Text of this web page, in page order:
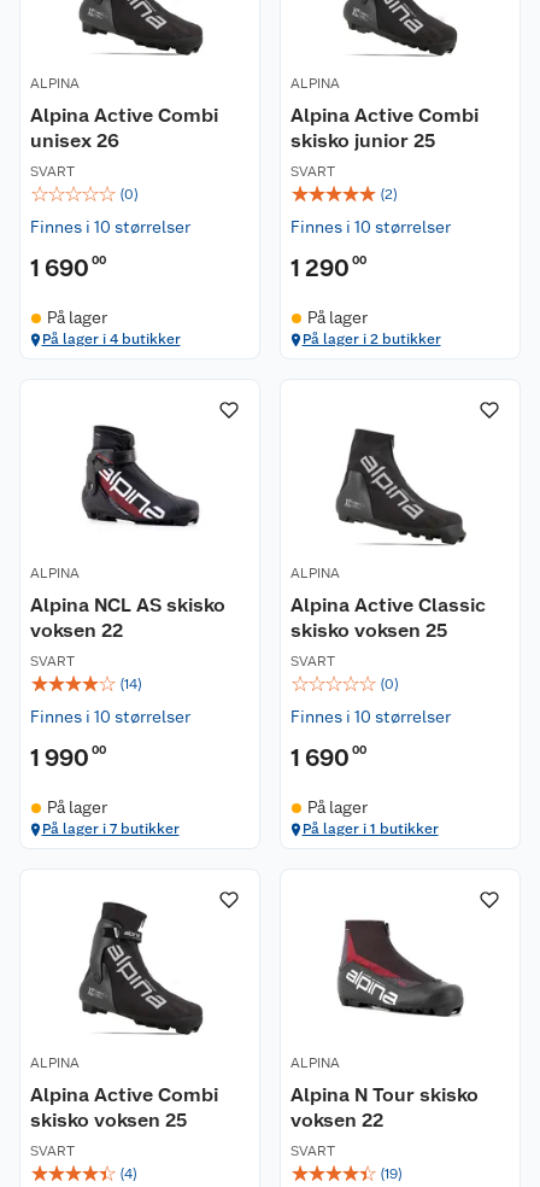
ALPINA
Alpina Active Combi
unisex 26
SVART
☆☆☆☆☆ (0)
Finnes i 10 størrelser
1 690 00
På lager
På lager i 4 butikker
ALPINA
Alpina Active Combi
skisko junior 25
SVART
☆☆☆☆☆ (2)
Finnes i 10 størrelser
1 290 00
På lager
På lager i 2 butikker
ALPINA
Alpina NCL AS skisko
voksen 22
SVART
☆☆☆☆☆ (14)
Finnes i 10 størrelser
1 990 00
På lager
På lager i 7 butikker
ALPINA
Alpina Active Classic
skisko voksen 25
SVART
☆☆☆☆☆ (0)
Finnes i 10 størrelser
1 690 00
På lager
På lager i 1 butikker
ALPINA
Alpina Active Combi
skisko voksen 25
SVART
☆☆☆☆☆ (4)
ALPINA
Alpina N Tour skisko
voksen 22
SVART
☆☆☆☆☆ (19)